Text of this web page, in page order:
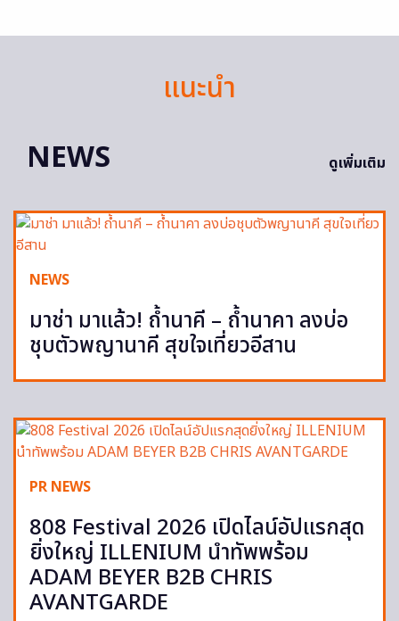
แนะนำ
NEWS
ดูเพิ่มเติม
NEWS
มาช่า มาแล้ว! ถ้ำนาคี – ถ้ำนาคา ลงบ่อ
ชุบตัวพญานาคี สุขใจเที่ยวอีสาน
PR NEWS
808 Festival 2026 เปิดไลน์อัปแรกสุด
ยิ่งใหญ่ ILLENIUM นำทัพพร้อม
ADAM BEYER B2B CHRIS
AVANTGARDE